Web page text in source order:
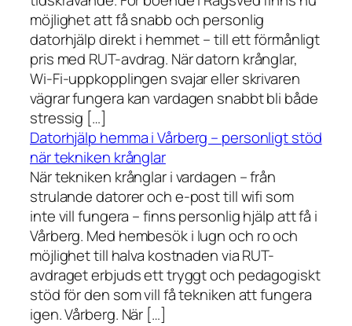
möjlighet att få snabb och personlig
datorhjälp direkt i hemmet – till ett förmånligt
pris med RUT-avdrag. När datorn krånglar,
Wi-Fi-uppkopplingen svajar eller skrivaren
vägrar fungera kan vardagen snabbt bli både
stressig […]
Datorhjälp hemma i Vårberg – personligt stöd
när tekniken krånglar
När tekniken krånglar i vardagen – från
strulande datorer och e-post till wifi som
inte vill fungera – finns personlig hjälp att få i
Vårberg. Med hembesök i lugn och ro och
möjlighet till halva kostnaden via RUT-
avdraget erbjuds ett tryggt och pedagogiskt
stöd för den som vill få tekniken att fungera
igen. Vårberg. När […]